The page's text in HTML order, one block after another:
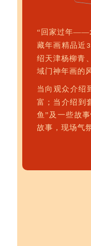
“回家过年——
藏年画精品近
绍天津杨柳青
域门神年画的
当向观众介绍
富；当介绍到
鱼”及一些故
故事，现场气